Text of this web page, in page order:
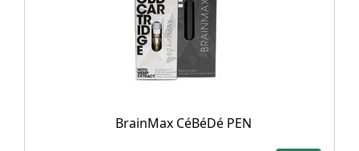
BrainMax CéBéDé PEN